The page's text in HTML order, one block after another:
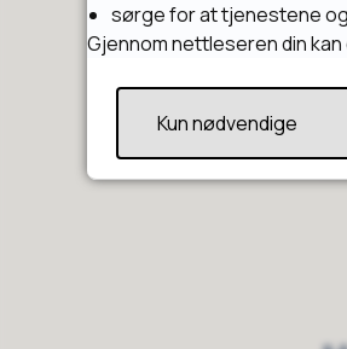
sørge for at tjenestene
Gjennom nettleseren din
Kun nødvendige